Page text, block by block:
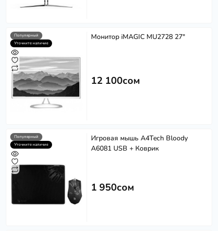
Популярный
Уточните наличие
Монитор iMAGIC MU2728 27"
12 100сом
Популярный
Уточните наличие
Игровая мышь A4Tech Bloody
A6081 USB + Коврик
1 950сом